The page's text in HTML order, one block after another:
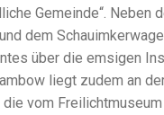
Gemeinde“. Neben
dem
über die emsigen
liegt zudem an
die vom Freilichtmuseum